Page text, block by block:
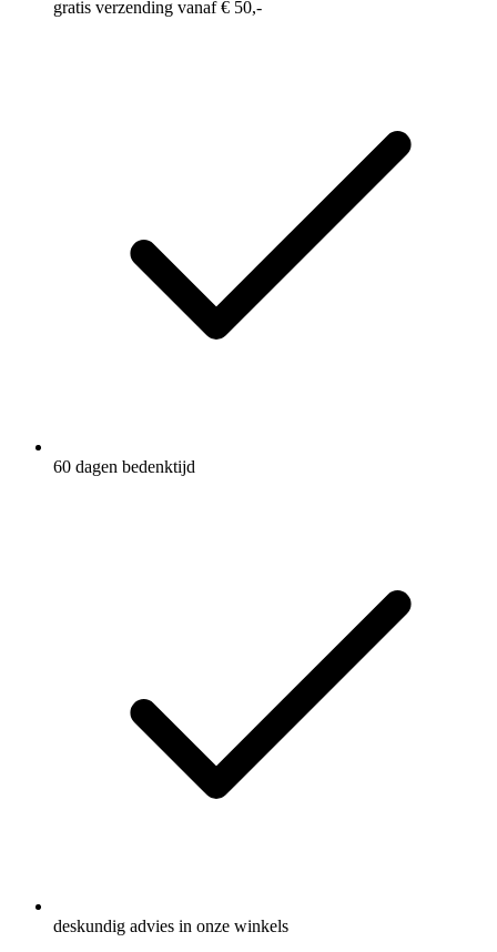
gratis verzending vanaf € 50,-
60 dagen bedenktijd
deskundig advies in onze winkels